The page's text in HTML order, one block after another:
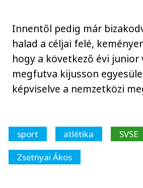
Innentől pedig már
halad a céljai felé,
hogy a következő évi junior
megfutva kijusson
képviselve a nemzetközi
sport atlétika SVSE
Zsetnyai Ákos